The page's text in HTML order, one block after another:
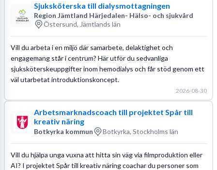
Sjuksköterska till dialysmottagningen
Region Jämtland Härjedalen- Hälso- och sjukvård
Östersund, Jämtlands län
Vill du arbeta i en miljö där samarbete, delaktighet och
engagemang står i centrum? Här utför du sedvanliga
sjuksköterskeuppgifter inom hemodialys och får stöd genom ett
väl utarbetat introduktionskoncept.
2026-08-30
Arbetsmarknadscoach till projektet Spår till
kreativ näring
Botkyrka kommun Botkyrka, Stockholms län
Vill du hjälpa unga vuxna att hitta sin väg via filmproduktion eller
AI? I projektet Spår till kreativ näring coachar du personer som